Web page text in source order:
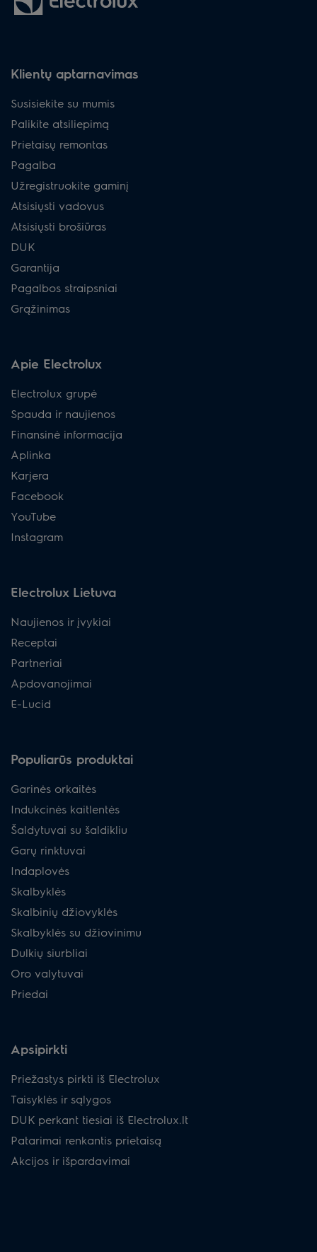
Klientų aptarnavimas
Susisiekite su mumis
Palikite atsiliepimą
Prietaisų remontas
Pagalba
Užregistruokite gaminį
Atsisiųsti vadovus
Atsisiųsti brošiūras
DUK
Garantija
Pagalbos straipsniai
Grąžinimas
Apie Electrolux
Electrolux grupė
Spauda ir naujienos
Finansinė informacija
Aplinka
Karjera
Facebook
YouTube
Instagram
Electrolux Lietuva
Naujienos ir įvykiai
Receptai
Partneriai
Apdovanojimai
E-Lucid
Populiarūs produktai
Garinės orkaitės
Indukcinės kaitlentės
Šaldytuvai su šaldikliu
Garų rinktuvai
Indaplovės
Skalbyklės
Skalbinių džiovyklės
Skalbyklės su džiovinimu
Dulkių siurbliai
Oro valytuvai
Priedai
Apsipirkti
Priežastys pirkti iš Electrolux
Taisyklės ir sąlygos
DUK perkant tiesiai iš Electrolux.lt
Patarimai renkantis prietaisą
Akcijos ir išpardavimai